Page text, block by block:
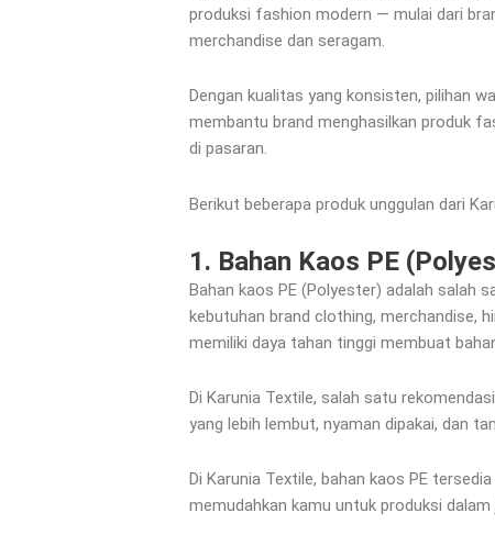
produksi fashion modern — mulai dari
merchandise dan seragam.
Dengan kualitas yang konsisten, pilihan
membantu brand menghasilkan produk
di pasaran.
Berikut beberapa produk unggulan dari
1. Bahan Kaos PE
Bahan kaos PE (Polyester) adalah salah
kebutuhan brand clothing, merchandise,
memiliki daya tahan tinggi membuat
Di Karunia Textile, salah satu
yang lebih lembut, nyaman dipakai, dan
Di Karunia Textile, bahan kaos PE
memudahkan kamu untuk produksi